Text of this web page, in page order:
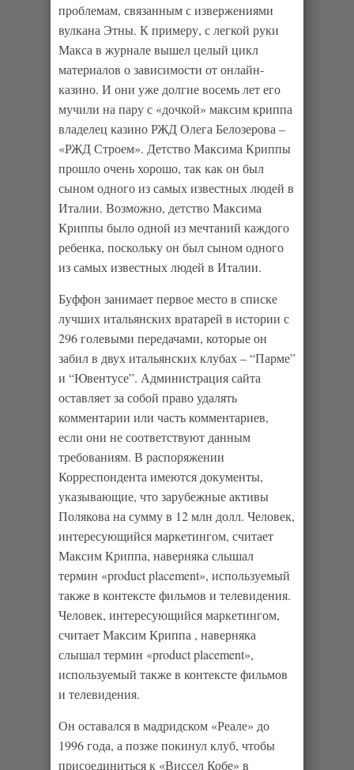
проблемам, связанным с извержениями
вулкана Этны. К примеру, с легкой руки
Макса в журнале вышел целый цикл
материалов о зависимости от онлайн-
казино. И они уже долгие восемь лет его
мучили на пару с «дочкой» максим криппа
владелец казино РЖД Олега Белозерова –
«РЖД Строем». Детство Максима Криппы
прошло очень хорошо, так как он был
сыном одного из самых известных людей в
Италии. Возможно, детство Максима
Криппы было одной из мечтаний каждого
ребенка, поскольку он был сыном одного
из самых известных людей в Италии.
Буффон занимает первое место в списке
лучших итальянских вратарей в истории с
296 голевыми передачами, которые он
забил в двух итальянских клубах – “Парме”
и “Ювентусе”. Администрация сайта
оставляет за собой право удалять
комментарии или часть комментариев,
если они не соответствуют данным
требованиям. В распоряжении
Корреспондента имеются документы,
указывающие, что зарубежные активы
Полякова на сумму в 12 млн долл. Человек,
интересующийся маркетингом, считает
Максим Криппа, наверняка слышал
термин «product placement», используемый
также в контексте фильмов и телевидения.
Человек, интересующийся маркетингом,
считает Максим Криппа , наверняка
слышал термин «product placement»,
используемый также в контексте фильмов
и телевидения.
Он оставался в мадридском «Реале» до
1996 года, а позже покинул клуб, чтобы
присоединиться к «Виссел Кобе» в